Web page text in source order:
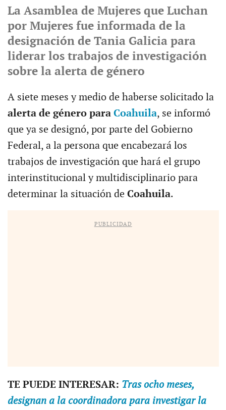
La Asamblea de Mujeres que Luchan
por Mujeres fue informada de la
designación de Tania Galicia para
liderar los trabajos de investigación
sobre la alerta de género
A siete meses y medio de haberse solicitado la
alerta de género para Coahuila, se informó
que ya se designó, por parte del Gobierno
Federal, a la persona que encabezará los
trabajos de investigación que hará el grupo
interinstitucional y multidisciplinario para
determinar la situación de Coahuila.
PUBLICIDAD
TE PUEDE INTERESAR: Tras ocho meses,
designan a la coordinadora para investigar la